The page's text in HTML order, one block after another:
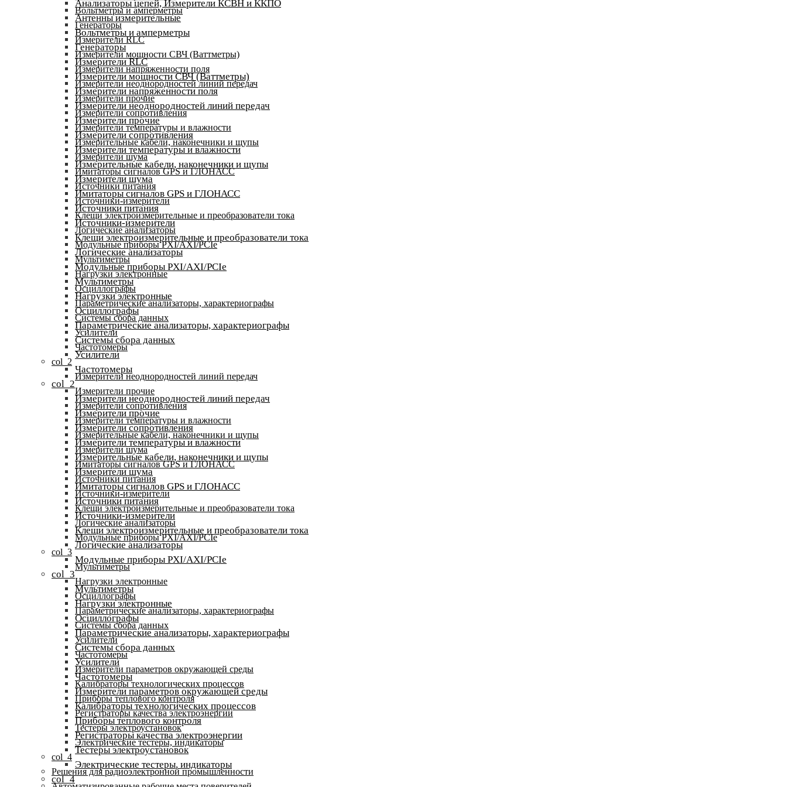
Вольтметры и амперметры
Генераторы
Измерители RLC
Измерители мощности СВЧ (Ваттметры)
Измерители напряженности поля
Измерители неоднородностей линий передач
Измерители прочие
Измерители сопротивления
Измерители температуры и влажности
Измерительные кабели, наконечники и щупы
Измерители шума
Имитаторы сигналов GPS и ГЛОНАСС
Источники питания
Источники-измерители
Клещи электроизмерительные и преобразователи тока
Логические анализаторы
Модульные приборы PXI/AXI/PCIe
Мультиметры
Нагрузки электронные
Осциллографы
Параметрические анализаторы, характериографы
Системы сбора данных
Усилители
Частотомеры
col_2
Измерители неоднородностей линий передач
Измерители прочие
Измерители сопротивления
Измерители температуры и влажности
Измерительные кабели, наконечники и щупы
Измерители шума
Имитаторы сигналов GPS и ГЛОНАСС
Источники питания
Источники-измерители
Клещи электроизмерительные и преобразователи тока
Логические анализаторы
Модульные приборы PXI/AXI/PCIe
col_3
Мультиметры
Нагрузки электронные
Осциллографы
Параметрические анализаторы, характериографы
Системы сбора данных
Усилители
Частотомеры
Измерители параметров окружающей среды
Калибраторы технологических процессов
Приборы теплового контроля
Регистраторы качества электроэнергии
Тестеры электроустановок
Электрические тестеры, индикаторы
col_4
Решения для радиоэлектронной промышленности
Анализаторы цепей, Измерители КСВН и ККПО
Антенны измерительные
Вольтметры и амперметры
Генераторы
Измерители RLC
Измерители мощности СВЧ (Ваттметры)
Измерители напряженности поля
Измерители неоднородностей линий передач
Измерители прочие
Измерители сопротивления
Измерители температуры и влажности
Измерительные кабели, наконечники и щупы
Измерители шума
Имитаторы сигналов GPS и ГЛОНАСС
Источники питания
Источники-измерители
Клещи электроизмерительные и преобразователи тока
Логические анализаторы
Модульные приборы PXI/AXI/PCIe
Мультиметры
Нагрузки электронные
Осциллографы
Параметрические анализаторы, характериографы
Системы сбора данных
Усилители
Частотомеры
col_2
Измерители неоднородностей линий передач
Измерители прочие
Измерители сопротивления
Измерители температуры и влажности
Измерительные кабели, наконечники и щупы
Измерители шума
Имитаторы сигналов GPS и ГЛОНАСС
Источники питания
Источники-измерители
Клещи электроизмерительные и преобразователи тока
Логические анализаторы
Модульные приборы PXI/AXI/PCIe
col_3
Мультиметры
Нагрузки электронные
Осциллографы
Параметрические анализаторы, характериографы
Системы сбора данных
Усилители
Частотомеры
Измерители параметров окружающей среды
Калибраторы технологических процессов
Приборы теплового контроля
Регистраторы качества электроэнергии
Тестеры электроустановок
Электрические тестеры, индикаторы
col_4